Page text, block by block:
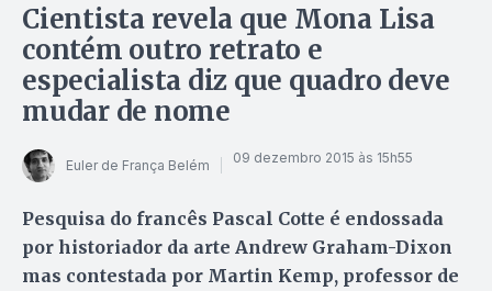
Cientista revela que Mona Lisa
contém outro retrato e
especialista diz que quadro deve
mudar de nome
Euler de França Belém 09 dezembro 2015 às 15h55
Pesquisa do francês Pascal Cotte é endossada
por historiador da arte Andrew Graham-Dixon
mas contestada por Martin Kemp, professor de